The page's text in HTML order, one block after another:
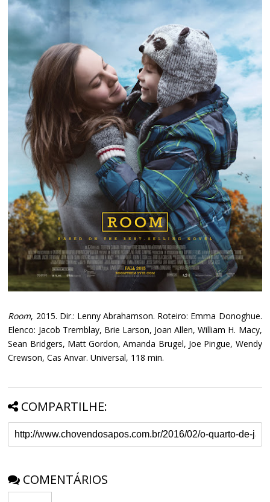
Room, 2015. Dir.: Lenny Abrahamson. Roteiro: Emma Donoghue.
Elenco: Jacob Tremblay, Brie Larson, Joan Allen, William H. Macy,
Sean Bridgers, Matt Gordon, Amanda Brugel, Joe Pingue, Wendy
Crewson, Cas Anvar. Universal, 118 min.
COMPARTILHE:
COMENTÁRIOS